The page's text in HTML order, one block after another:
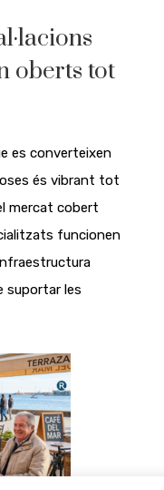
oberts tot
es converteixen
és vibrant tot
mercat cobert
funcionen
suportar les